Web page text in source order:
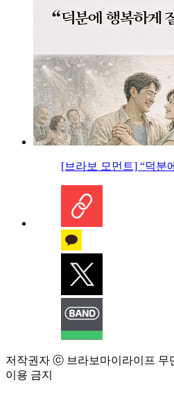
[브라보 모먼트] “덕분
저작권자 ⓒ 브라보마이라이프 무
이용 금지